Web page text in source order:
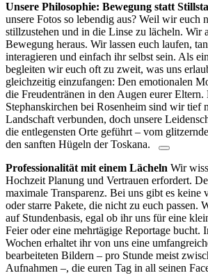
Unsere Philosophie: Bewegung statt
unsere Fotos so lebendig aus? Weil wir euch
stillzustehen und in die Linse zu lächeln. Wir
Bewegung heraus. Wir lassen euch laufen,
interagieren und einfach ihr selbst sein. Als
begleiten wir euch oft zu zweit, was uns
gleichzeitig einzufangen: Den emotionalen
die Freudentränen in den Augen eurer Eltern.
Stephanskirchen bei Rosenheim sind wir tief
Landschaft verbunden, doch unsere
die entlegensten Orte geführt – vom
den sanften Hügeln der Toskana.
Professionalität mit einem Lächeln Wir
Hochzeit Planung und Vertrauen erfordert.
maximale Transparenz. Bei uns gibt es keine
oder starre Pakete, die nicht zu euch passen.
auf Stundenbasis, egal ob ihr uns für eine
Feier oder eine mehrtägige Reportage bucht.
Wochen erhaltet ihr von uns eine
bearbeiteten Bildern – pro Stunde meist
Aufnahmen –, die euren Tag in all seinen